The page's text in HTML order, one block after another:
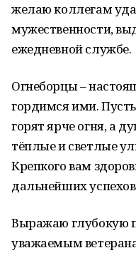
желаю коллегам
мужественности,
ежедневной службе.
Огнеборцы –
гордимся ими.
горят ярче огня, а
тёплые и светлые
Крепкого вам
дальнейших
Выражаю глубокую
уважаемым